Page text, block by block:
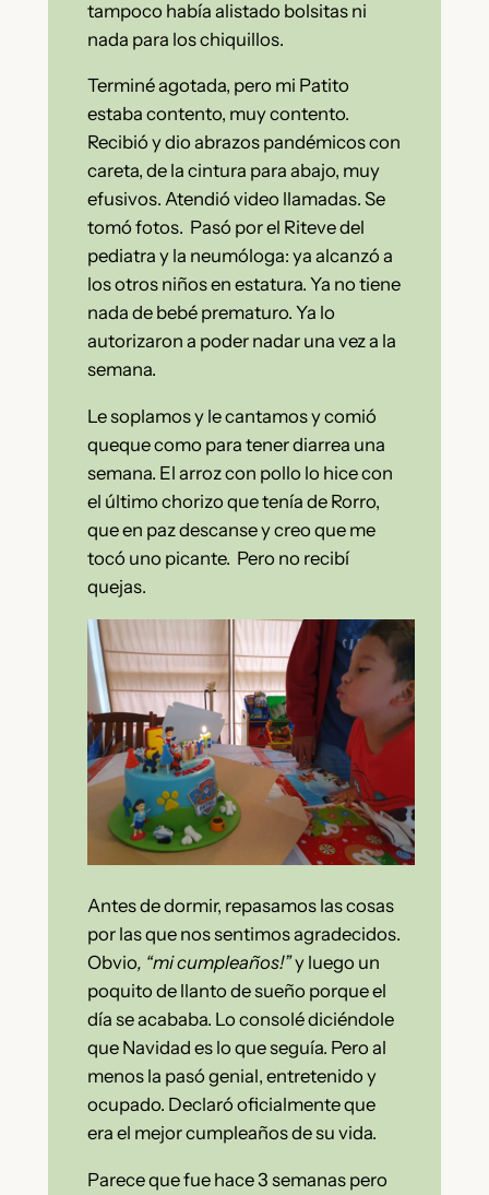
tampoco había alistado bolsitas ni
nada para los chiquillos.
Terminé agotada, pero mi Patito
estaba contento, muy contento.
Recibió y dio abrazos pandémicos con
careta, de la cintura para abajo, muy
efusivos. Atendió video llamadas. Se
tomó fotos. Pasó por el Riteve del
pediatra y la neumóloga: ya alcanzó a
los otros niños en estatura. Ya no tiene
nada de bebé prematuro. Ya lo
autorizaron a poder nadar una vez a la
semana.
Le soplamos y le cantamos y comió
queque como para tener diarrea una
semana. El arroz con pollo lo hice con
el último chorizo que tenía de Rorro,
que en paz descanse y creo que me
tocó uno picante. Pero no recibí
quejas.
Antes de dormir, repasamos las cosas
por las que nos sentimos agradecidos.
Obvio, “mi cumpleaños!”y luego un
poquito de llanto de sueño porque el
día se acababa. Lo consolé diciéndole
que Navidad es lo que seguía. Pero al
menos la pasó genial, entretenido y
ocupado. Declaró oficialmente que
era el mejor cumpleaños de su vida.
Parece que fue hace 3 semanas pero